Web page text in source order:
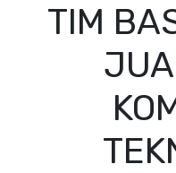
TIM